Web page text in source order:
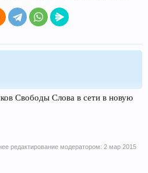
Свободы Слова в сети в новую
редактирование модератором: 2 мар 2015